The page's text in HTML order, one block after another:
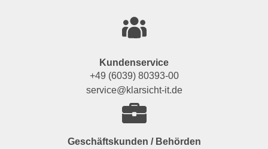
Kundenservice
+49 (6039) 80393-00
service@klarsicht-it.de
Geschäftskunden / Behörden